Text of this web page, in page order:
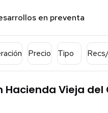
en preventa
Precio Tipo
Vieja del